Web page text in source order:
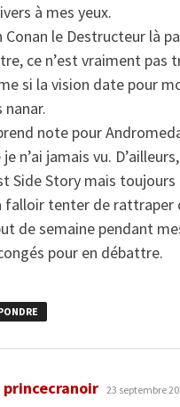
à mes yeux.
Conan le Destructeur là
ce n’est vraiment pas
si la vision date pour
nanar.
note pour
n’ai jamais vu. D’ailleurs,
Side Story mais toujours
falloir tenter de rattraper
de semaine pendant
pour en débattre.
princecranoir dit :
23 septembre